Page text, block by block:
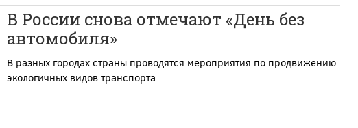
В России снова отмечают «День без
автомобиля»
В разных городах страны проводятся мероприятия по продвижению
экологичных видов транспорта